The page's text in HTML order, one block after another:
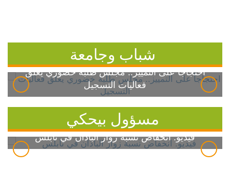
شباب وجامعة
احتجاجاً على التمييز.. مجلس طلبة خضوري يعلق
فعاليات التسجيل
مسؤول بيحكي
فيديو: انخفاض نسبة زوار الباذان في نابلس